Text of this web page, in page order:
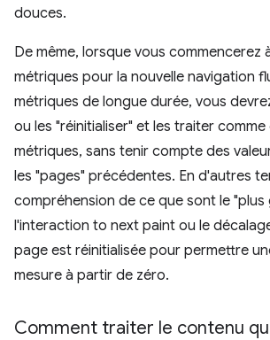
douces.
De même, lorsque vous commencerez
métriques pour la nouvelle navigation
métriques de longue durée, vous
ou les "réinitialiser" et les traiter comme
métriques, sans tenir compte des
les "pages" précédentes. En d'autres
compréhension de ce que sont le "plus
l'interaction to next paint ou le
page est réinitialisée pour permettre
mesure à partir de zéro.
Comment traiter le contenu